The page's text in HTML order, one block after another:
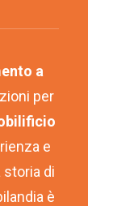
a
per
e
storia di
è